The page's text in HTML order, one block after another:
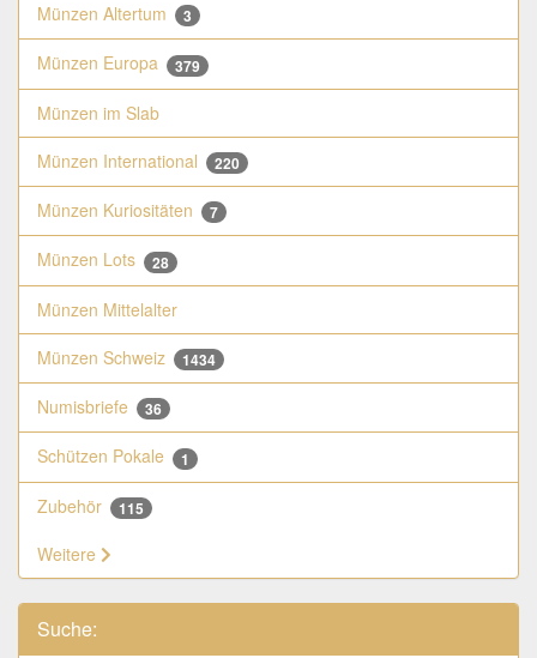
Münzen Altertum
3
Münzen Europa 379
Münzen im Slab
Münzen International
220
Münzen Kuriositäten 7
Münzen Lots 28
Münzen Mittelalter
Münzen Schweiz
1434
Numisbriefe 36
Schützen Pokale 1
Zubehör 115
Weitere
Suche: